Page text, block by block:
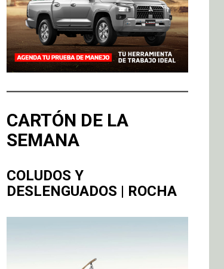
CARTÓN DE LA
SEMANA
COLUDOS Y
DESLENGUADOS | ROCHA